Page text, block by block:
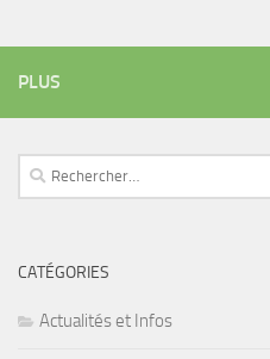
PLUS
Rechercher :
CATÉGORIES
Actualités et Infos